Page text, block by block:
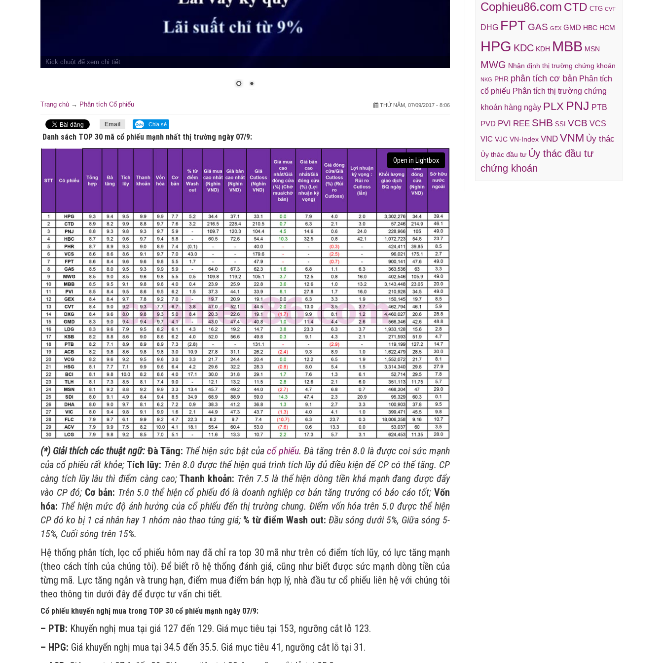
Trang chủ → Phân tích Cổ phiếu THỨ NĂM, 07/09/2017 - 8:06
Email Chia sẻ
Danh sách TOP 30 mã cổ phiếu mạnh nhất thị trường ngày 07/9:
Open in Lightbox
(*) Giải thích các thuật ngữ: Đà Tăng: Thể hiện sức bật của cổ phiếu. Đà tăng trên 8.0 là được coi sức mạnh
của cổ phiếu rất khỏe; Tích lũy: Trên 8.0 được thể hiện quá trình tích lũy đủ điều kiện để CP có thể tăng. CP
càng tích lũy lâu thì điểm càng cao;Thanh khoản: Trên 7.5 là thể hiện dòng tiền khá mạnh đang được đẩy
vào CP đó; Cơ bản: Trên 5.0 thể hiện cổ phiếu đó là doanh nghiệp cơ bản tăng trưởng có báo cáo tốt;Vốn
hóa: Thể hiện mức độ ảnh hưởng của cổ phiếu đến thị trường chung. Điểm vốn hóa trên 5.0 được thể hiện
CP đó ko bị 1 cá nhân hay 1 nhóm nào thao túng giá; % từ điểm Wash out: Đầu sóng dưới 5%, Giữa sóng 5-
15%, Cuối sóng trên 15%.
Hệ thống phân tích, lọc cổ phiếu hôm nay đã chỉ ra top 30 mã như trên có điểm tích lũy, có lực tăng mạnh
(theo cách tính của chúng tôi). Để biết rõ hệ thống đánh giá, cũng như biết được sức mạnh dòng tiền của
từng mã. Lực tăng ngắn và trung hạn, điểm mua điểm bán hợp lý, nhà đầu tư cổ phiếu liên hệ với chúng tôi
theo thông tin dưới đây để được tư vấn chi tiết.
Cổ phiếu khuyến nghị mua trong TOP 30 cổ phiếu mạnh ngày 07/9:
– PTB: Khuyến nghị mua tại giá 127 đến 129. Giá mục tiêu tại 153, ngưỡng cắt lỗ 123.
– HPG: Giá khuyến nghị mua tại 34.5 đến 35.5. Giá mục tiêu 41, ngưỡng cắt lỗ tại 31.
Cophieu86.com CTD CTG CVT
DHG FPT GAS GEX GMD HBC HCM
HPG KDC KDH MBB MSN
MWG Nhận định thị trường chứng khoán
NKG PHR phân tích cơ bản Phân tích
cổ phiếu Phân tích thị trường chứng
khoán hàng ngày PLX PNJ PTB
PVD PVI REE SHB SSI VCB VCS
VIC VJC VN-Index VND VNM Ủy thác
Ủy thác đầu tư Ủy thác đầu tư
chứng khoán